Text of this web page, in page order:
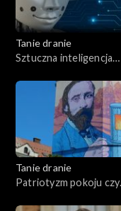
Tanie dranie
Sztuczna inteligencja
Tanie dranie
Patriotyzm pokoju czy